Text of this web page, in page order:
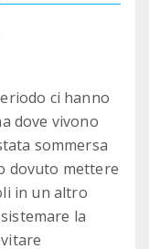
ci hanno
dove vivono
sommersa
dovuto mettere
in un altro
la